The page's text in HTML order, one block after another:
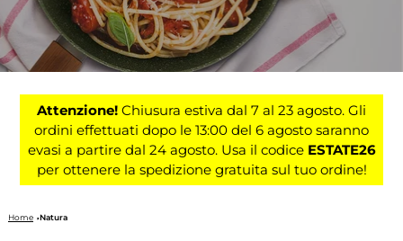
Attenzione! Chiusura estiva dal 7 al 23 agosto. Gli
ordini effettuati dopo le 13:00 del 6 agosto saranno
evasi a partire dal 24 agosto. Usa il codice ESTATE26
per ottenere la spedizione gratuita sul tuo ordine!
Home Natura